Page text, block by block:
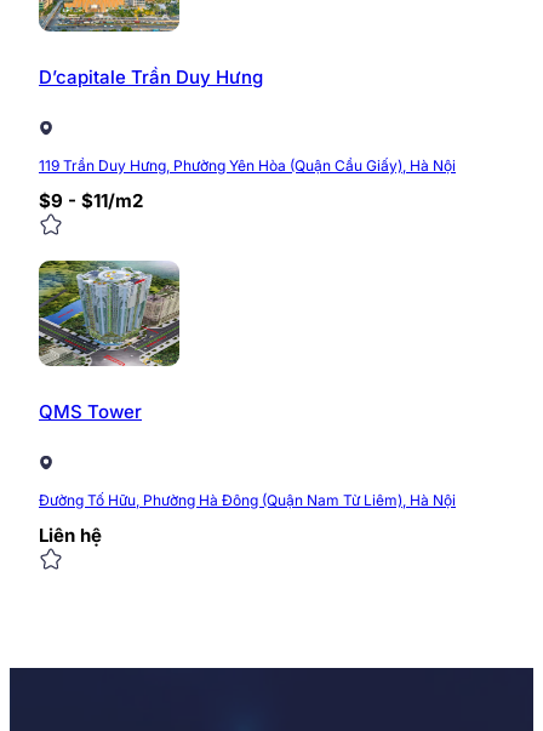
tích hợp quầy lễ tân chuyên nghiệp, tạo thiện cảm
Mặt bằng các tầng trong tòa nhà cũng được bố trí
đầy đủ phục vụ mọi nhu cầu làm việc cho khách thuê.
nâng tầm thương hiệu cho các doanh nghiệp.
D’capitale Trần Duy Hưng
119 Trần Duy Hưng, Phường Yên Hòa (Quận Cầu Giấy), Hà Nội
$9 - $11/m2
QMS Tower
Đường Tố Hữu, Phường Hà Đông (Quận Nam Từ Liêm), Hà Nội
Liên hệ